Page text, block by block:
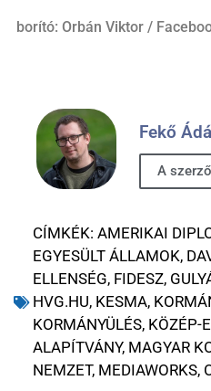
borító: Orbán Viktor /
Fekő
A
CÍMKÉK: AMERIKAI
EGYESÜLT ÁLLAMOK,
ELLENSÉG, FIDESZ,
HVG.HU, KESMA,
KORMÁNYÜLÉS, KÖZÉP-
ALAPÍTVÁNY, MAGYAR
NEMZET, MEDIAWORKS,